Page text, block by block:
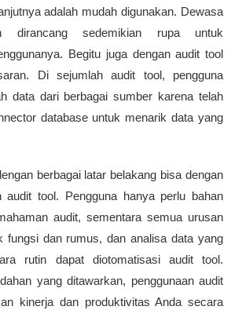
adalah mudah digunakan. Dewasa
dirancang sedemikian rupa untuk
Begitu juga dengan audit tool
Di sejumlah audit tool, pengguna
data dari berbagai sumber karena telah
database untuk menarik data yang
berbagai latar belakang bisa dengan
audit tool. Pengguna hanya perlu bahan
audit, sementara semua urusan
fungsi dan rumus, dan analisa data yang
rutin dapat diotomatisasi audit tool.
yang ditawarkan, penggunaan audit
kinerja dan produktivitas Anda secara